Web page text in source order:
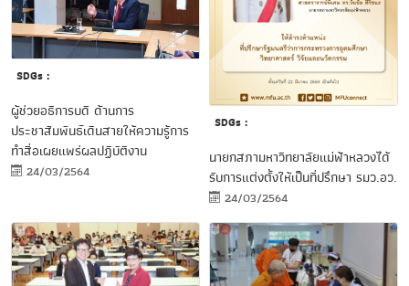
SDGs :
ผู้ช่วยอธิการบดี ด้านการ
ประชาสัมพันธ์เดินสายให้ความรู้การ
ทำสื่อเผยแพร่ผลปฏิบัติงาน
24/03/2564
SDGs :
นายกสภามหาวิทยาลัยแม่ฟ้าหลวงได้
รับการแต่งตั้งให้เป็นที่ปรึกษา รมว.อว.
24/03/2564